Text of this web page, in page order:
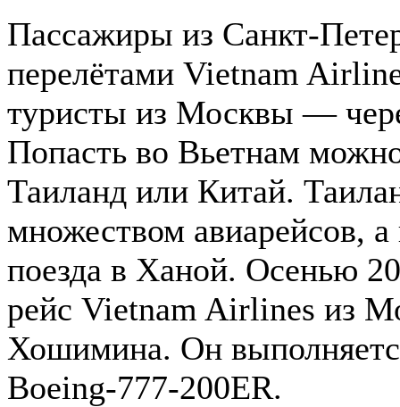
Пассажиры из Санкт-
перелётами Vietnam
туристы из Москвы —
Попасть во Вьетнам
Таиланд или Китай.
множеством авиарейсов,
поезда в Ханой. Осенью
рейс Vietnam Airlines из
Хошимина. Он
Boeing-777-200ER.